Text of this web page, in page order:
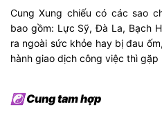
Cung Xung chiếu có các sao
bao gồm: Lực Sỹ, Đà La, Bạch
ra ngoài sức khỏe hay bị đau
hành giao dịch công việc thì gặp
☯ Cung tam hợp